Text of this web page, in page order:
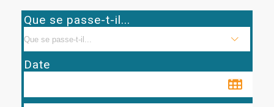
Que se passe-t-il...
Date